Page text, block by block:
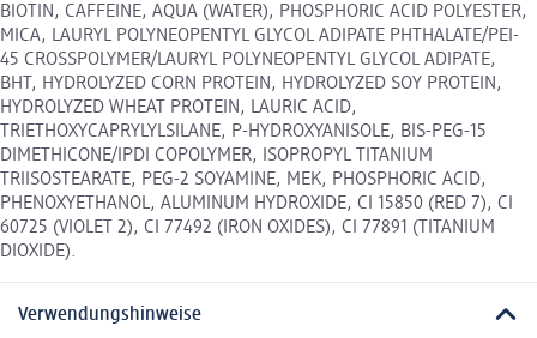
BIOTIN, CAFFEINE, AQUA (WATER), PHOSPHORIC ACID POLYESTER,
MICA, LAURYL POLYNEOPENTYL GLYCOL ADIPATE PHTHALATE/PEI-
45 CROSSPOLYMER/LAURYL POLYNEOPENTYL GLYCOL ADIPATE,
BHT, HYDROLYZED CORN PROTEIN, HYDROLYZED SOY PROTEIN,
HYDROLYZED WHEAT PROTEIN, LAURIC ACID,
TRIETHOXYCAPRYLYLSILANE, P-HYDROXYANISOLE, BIS-PEG-15
DIMETHICONE/IPDI COPOLYMER, ISOPROPYL TITANIUM
TRIISOSTEARATE, PEG-2 SOYAMINE, MEK, PHOSPHORIC ACID,
PHENOXYETHANOL, ALUMINUM HYDROXIDE, CI 15850 (RED 7), CI
60725 (VIOLET 2), CI 77492 (IRON OXIDES), CI 77891 (TITANIUM
DIOXIDE).
Verwendungshinweise